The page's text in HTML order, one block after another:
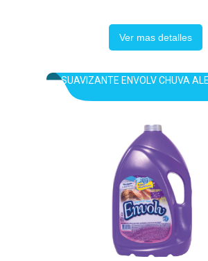
Ver mas detalles
SUAVIZANTE ENVOLV CHUVA